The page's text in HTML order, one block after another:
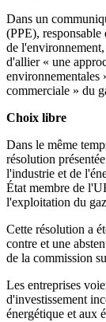
Dans un
(PPE),
de
d'allier « une
environnementales
commerciale » du
Choix libre
Dans le même
résolution
l'industrie et de
État membre de
l'exploitation du
Cette résolution a
contre et une
de la commission
Les entreprises
d'investissement
énergétique et aux